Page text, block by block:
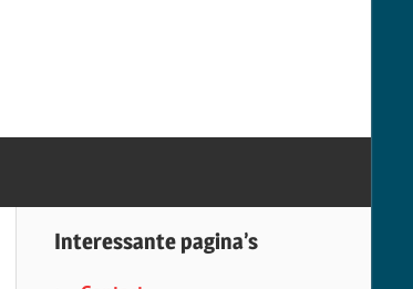
Interessante pagina’s